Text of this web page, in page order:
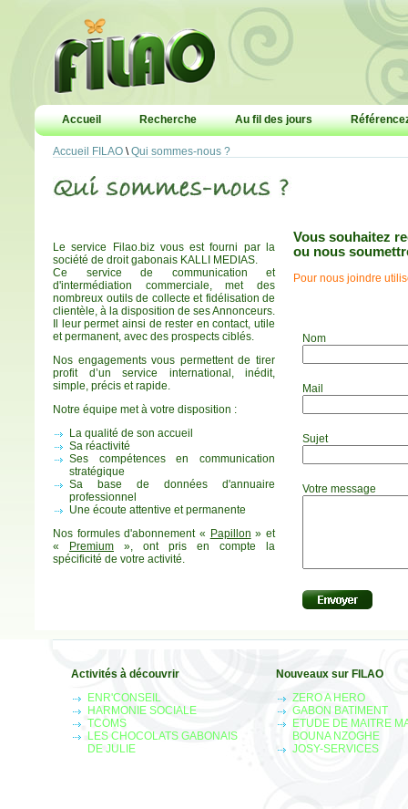
Accueil Recherche Au fil des jours
Accueil FILAO \Qui sommes-nous ?
Le service Filao.biz vous est fourni par la
société de droit gabonais KALLI MEDIAS.
Ce service de communication et
d'intermédiation commerciale, met des
nombreux outils de collecte et fidélisation de
clientèle, à la disposition de ses Annonceurs.
Il leur permet ainsi de rester en contact, utile
et permanent, avec des prospects ciblés.
Nos engagements vous permettent de tirer
profit d’un service international, inédit,
simple, précis et rapide.
Notre équipe met à votre disposition :
La qualité de son accueil
Sa réactivité
Ses compétences en communication
stratégique
Sa base de données d'annuaire
professionnel
Une écoute attentive et permanente
Nos formules d'abonnement « Papillon » et
«
Premium », ont pris en compte la
spécificité de votre activité.
Vous souhaitez
ou nous
Pour nous joindre
Nom
Mail
Sujet
Votre message
Activités à découvrir
ENR'CONSEIL
HARMONIE SOCIALE
TCOMS
LES CHOCOLATS GABONAIS
DE JULIE
Nouveaux sur FILAO
ZERO A HERO
GABON BATIMENT
ETUDE DE MAITRE
BOUNA NZOGHE
JOSY-SERVICES